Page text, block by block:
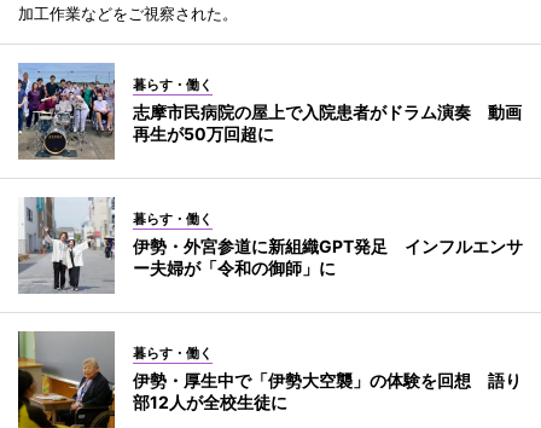
加工作業などをご視察された。
暮らす・働く
志摩市民病院の屋上で入院患者がドラム演奏 動画
再生が50万回超に
暮らす・働く
伊勢・外宮参道に新組織GPT発足 インフルエンサ
ー夫婦が「令和の御師」に
暮らす・働く
伊勢・厚生中で「伊勢大空襲」の体験を回想 語り
部12人が全校生徒に